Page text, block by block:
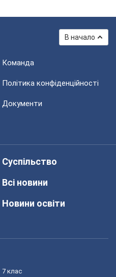
В начало
Команда
Політика конфіденційності
Документи
Суспільство
Всі новини
Новини освіти
7 клас